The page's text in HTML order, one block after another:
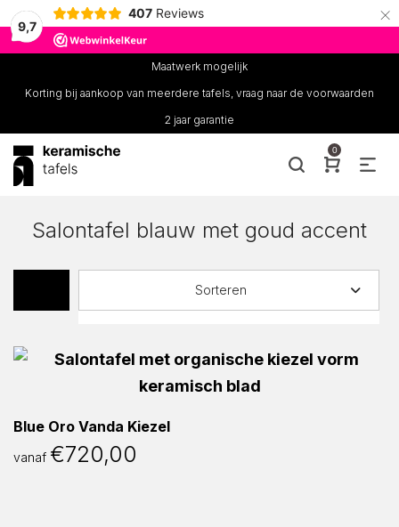
9,7
407 Reviews ×
Maatwerk mogelijk
Korting bij aankoop van meerdere tafels, vraag naar de voorwaarden
2 jaar garantie
0
Salontafel blauw met goud accent
Sorteren
Blue Oro Vanda Kiezel
vanaf €720,00